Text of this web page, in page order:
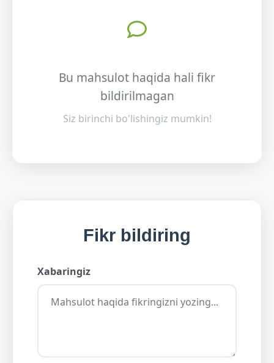
Bu mahsulot haqida hali fikr
bildirilmagan
Siz birinchi bo'lishingiz mumkin!
Fikr bildiring
Xabaringiz